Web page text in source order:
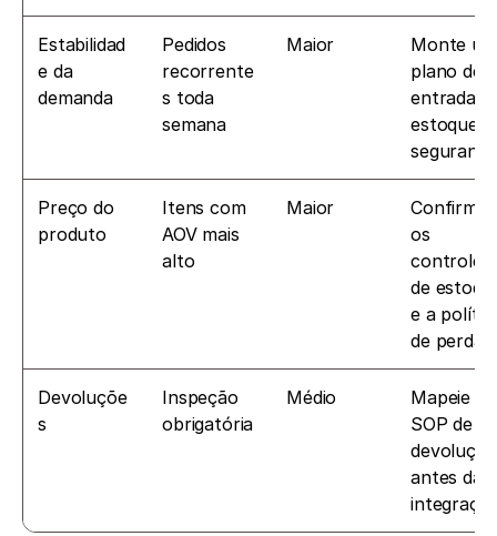
Estabilidad
e da
demanda
Pedidos
recorrente
s toda
semana
Maior
Monte um
plano de
entrada e
estoque
segurança
Preço do
produto
Itens com
AOV mais
alto
Maior
Confirme
os
controles
de
e a
de perdas
Devoluçõe
s
Inspeção
obrigatória
Médio
Mapeie o
SOP de
antes da